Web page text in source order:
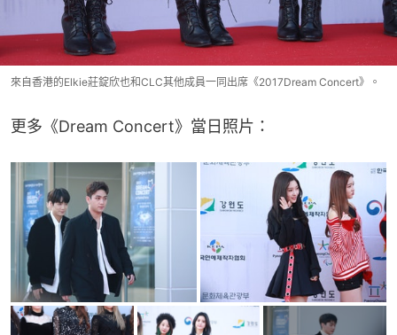
來自香港的Elkie莊錠欣也和CLC其他成員一同出席《2017Dream Concert》。
更多《Dream Concert》當日照片：